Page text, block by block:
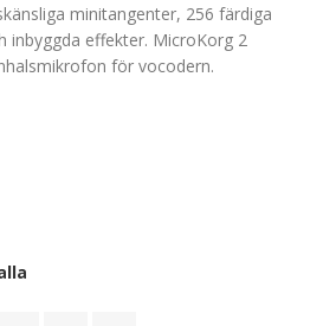
minitangenter, 256 färdiga
inbyggda effekter. MicroKorg 2
för vocodern.